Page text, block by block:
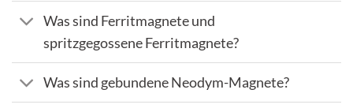
Was sind Ferritmagnete und
spritzgegossene Ferritmagnete?
Was sind gebundene Neodym-Magnete?